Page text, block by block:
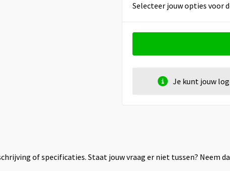
Selecteer jouw opties voor
Je kunt jouw
of specificaties. Staat jouw vraag er niet tussen? Neem